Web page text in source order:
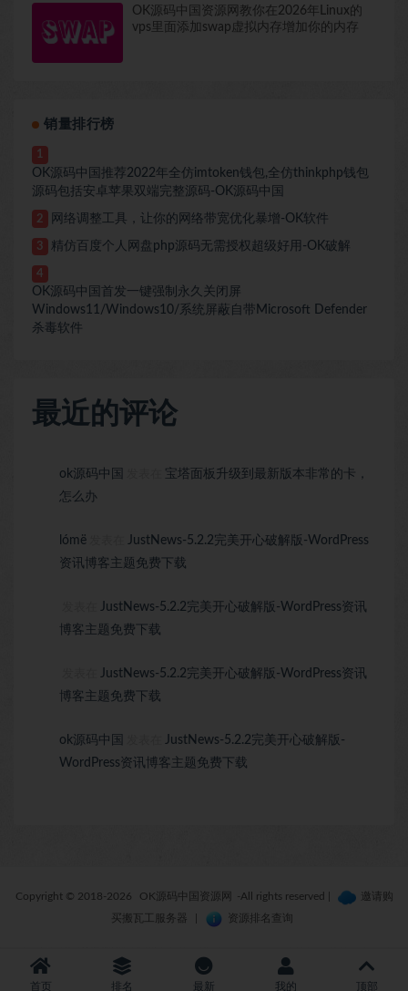
OK源码中国资源网教你在2026年Linux的
vps里面添加swap虚拟内存增加你的内存
销量排行榜
1
OK源码中国推荐2022年全仿imtoken钱包,全仿thinkphp钱包
源码包括安卓苹果双端完整源码-OK源码中国
2 网络调整工具，让你的网络带宽优化暴增-OK软件
3 精仿百度个人网盘php源码无需授权超级好用-OK破解
4
OK源码中国首发一键强制永久关闭屏
Windows11/Windows10/系统屏蔽自带Microsoft Defender
杀毒软件
最近的评论
ok源码中国
宝塔面板升级到最新版本非常的卡，
怎么办
lómë
JustNews-5.2.2完美开心破解版-WordPress
资讯博客主题免费下载
JustNews-5.2.2完美开心破解版-WordPress资讯
博客主题免费下载
JustNews-5.2.2完美开心破解版-WordPress资讯
博客主题免费下载
ok源码中国
JustNews-5.2.2完美开心破解版-
WordPress资讯博客主题免费下载
Copyright © 2018-2026 OK源码中国资源网 -All rights reserved
邀请购
买搬瓦工服务器
资源排名查询
首页 排名 最新 我的 顶部